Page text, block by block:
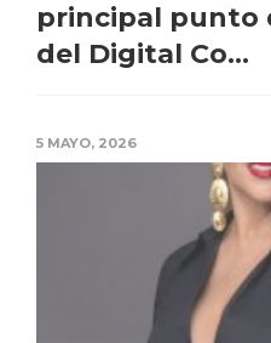
principal punto
del Digital Co...
5 MAYO, 2026